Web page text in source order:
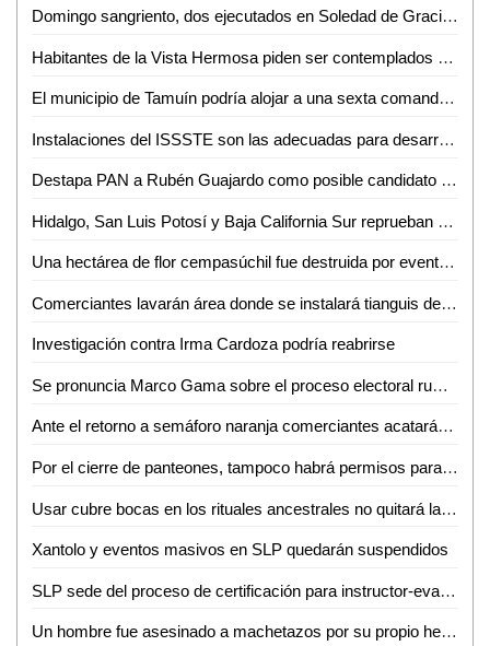
Domingo sangriento, dos ejecutados en Soledad de Graciano Sánchez
Habitantes de la Vista Hermosa piden ser contemplados por la DAPAS en tomas de drenaje
El municipio de Tamuín podría alojar a una sexta comandancia militar
Instalaciones del ISSSTE son las adecuadas para desarrollar un buen trabajo
Destapa PAN a Rubén Guajardo como posible candidato a la alcaldía capitalina
Hidalgo, San Luis Potosí y Baja California Sur reprueban en reinserción social
Una hectárea de flor cempasúchil fue destruida por evento de los razers en la zona tének
Comerciantes lavarán área donde se instalará tianguis de día de muertos
Investigación contra Irma Cardoza podría reabrirse
Se pronuncia Marco Gama sobre el proceso electoral rumbo al 2021
Ante el retorno a semáforo naranja comerciantes acatarán medidas de sanidad
Por el cierre de panteones, tampoco habrá permisos para el comercio informal
Usar cubre bocas en los rituales ancestrales no quitará las tradiciones en la zona tének: Doroteo Hernández
Xantolo y eventos masivos en SLP quedarán suspendidos
SLP sede del proceso de certificación para instructor-evaluador en competencias básicas de la función policial
Un hombre fue asesinado a machetazos por su propio hermano en Ébano